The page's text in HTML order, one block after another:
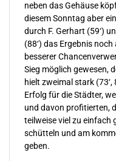
neben das Gehäuse
diesem Sonntag aber
durch F. Gerhart (59‘)
(88‘) das Ergebnis
besserer
Sieg möglich gewesen,
hielt zweimal stark (73‘,
Erfolg für die Städter,
und davon profitierten,
teilweise viel zu
schütteln und am
geben.